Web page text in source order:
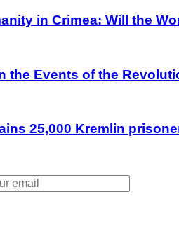
in Crimea: Will the
the Events of the
25,000 Kremlin